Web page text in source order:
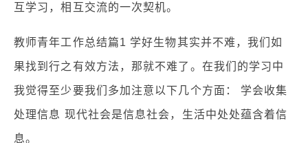
互学习，相互交流的一次契机。
教师青年工作总结篇1 学好生物其实并不难，我们如
果找到行之有效方法，那就不难了。在我们的学习中
我觉得至少要我们多加注意以下几个方面： 学会收集
处理信息 现代社会是信息社会，生活中处处蕴含着信
息。